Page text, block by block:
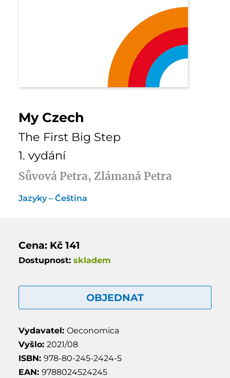
My Czech
The First Big Step
1. vydání
Sůvová Petra, Zlámaná Petra
Jazyky – Čeština
Cena: Kč 141
Dostupnost: skladem
OBJEDNAT
Vydavatel: Oeconomica
Vyšlo: 2021/08
ISBN: 978-80-245-2424-5
EAN: 9788024524245